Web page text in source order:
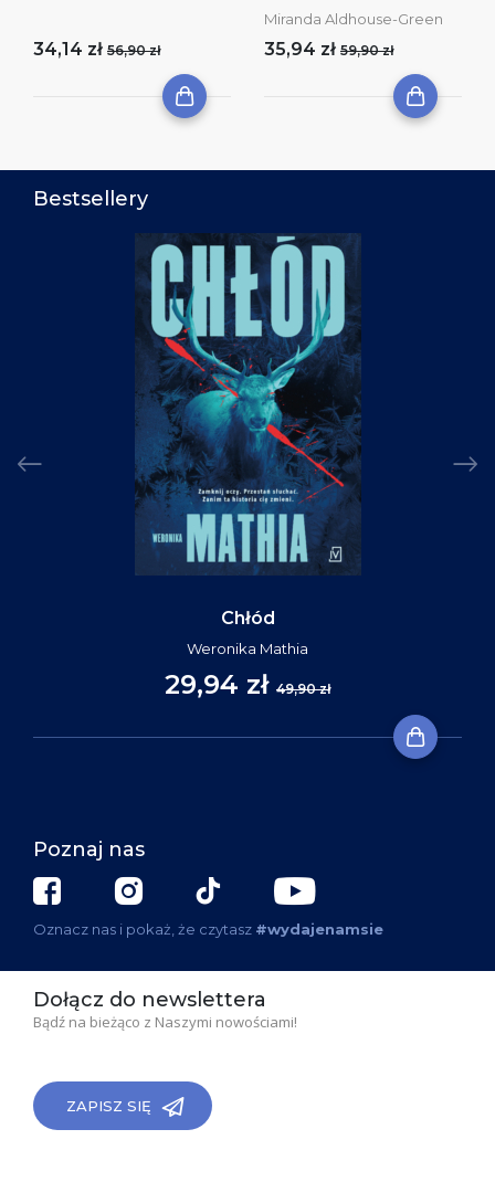
34,14 zł 56,90 zł
Miranda Aldhouse-Green
35,94 zł 59,90 zł
Bestsellery
Chłód
Weronika Mathia
29,94 zł 49,90 zł
Poznaj nas
Oznacz nas i pokaż, że czytasz #wydajenamsie
Dołącz do newslettera
Bądź na bieżąco z Naszymi nowościami!
ZAPISZ SIĘ